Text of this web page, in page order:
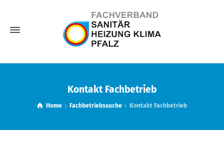
Kontakt Fachbetrieb
Home Fachbetriebssuche Kontakt Fachbetrieb